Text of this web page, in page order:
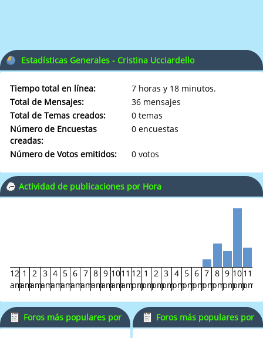
Estadísticas Generales - Cristina Ucciardello
Tiempo total en línea:
7 horas y 18 minutos.
Total de Mensajes:
36 mensajes
Total de Temas creados:
0 temas
Número de Encuestas
creadas:
0 encuestas
Número de Votos emitidos: 0 votos
Actividad de publicaciones por Hora
12
am
1
am
2
am
3
am
4
am
5
am
6
am
7
am
8
am
9
am
10
am
11
am
12
pm
1
pm
2
pm
3
pm
4
pm
5
pm
6
pm
7
pm
8
pm
9
pm
10
pm
11
pm
Foros más populares por
Foros más populares por